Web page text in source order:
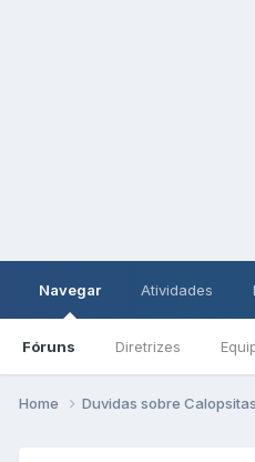
Navegar
Fóruns Diretrizes
Atividades
Home Duvidas sobre Calopsitas